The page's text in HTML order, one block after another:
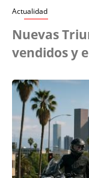
Actualidad
Nuevas
vendidos y